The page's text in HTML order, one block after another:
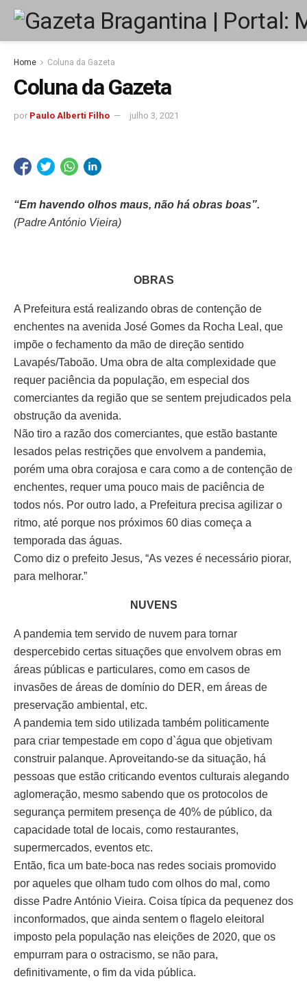
Home Coluna da Gazeta
Coluna da Gazeta
por Paulo Alberti Filho julho 3, 2021
“Em havendo olhos maus, não há obras boas”.
(Padre António Vieira)
OBRAS
A Prefeitura está realizando obras de contenção de
enchentes na avenida José Gomes da Rocha Leal, que
impõe o fechamento da mão de direção sentido
Lavapés/Taboão. Uma obra de alta complexidade que
requer paciência da população, em especial dos
comerciantes da região que se sentem prejudicados pela
obstrução da avenida.
Não tiro a razão dos comerciantes, que estão bastante
lesados pelas restrições que envolvem a pandemia,
porém uma obra corajosa e cara como a de contenção de
enchentes, requer uma pouco mais de paciência de
todos nós. Por outro lado, a Prefeitura precisa agilizar o
ritmo, até porque nos próximos 60 dias começa a
temporada das águas.
Como diz o prefeito Jesus, “As vezes é necessário piorar,
para melhorar.”
NUVENS
A pandemia tem servido de nuvem para tornar
despercebido certas situações que envolvem obras em
áreas públicas e particulares, como em casos de
invasões de áreas de domínio do DER, em áreas de
preservação ambiental, etc.
A pandemia tem sido utilizada também politicamente
para criar tempestade em copo d`água que objetivam
construir palanque. Aproveitando-se da situação, há
pessoas que estão criticando eventos culturais alegando
aglomeração, mesmo sabendo que os protocolos de
segurança permitem presença de 40% de público, da
capacidade total de locais, como restaurantes,
supermercados, eventos etc.
Então, fica um bate-boca nas redes sociais promovido
por aqueles que olham tudo com olhos do mal, como
disse Padre António Vieira. Coisa típica da pequenez dos
inconformados, que ainda sentem o flagelo eleitoral
imposto pela população nas eleições de 2020, que os
empurram para o ostracismo, se não para,
definitivamente, o fim da vida pública.